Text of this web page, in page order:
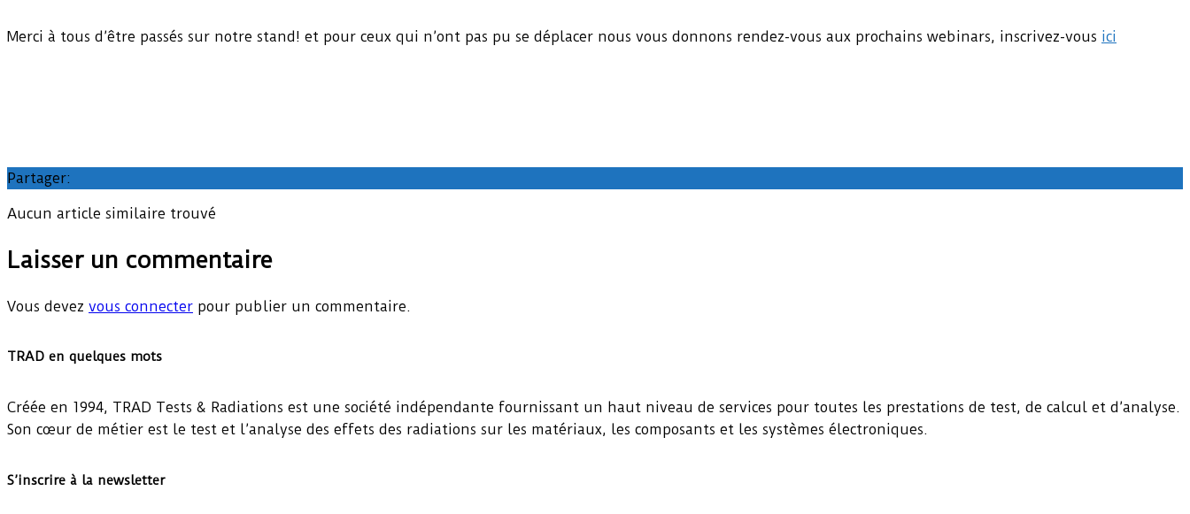
Merci à tous d’être passés sur notre stand! et pour ceux qui n’ont pas pu se déplacer nous vous donnons rendez-vous aux prochains webinars, inscrivez-vous ici
Partager:
Aucun article similaire trouvé
Laisser un commentaire
Vous devez vous connecter pour publier un commentaire.
TRAD en quelques mots
Créée en 1994, TRAD Tests & Radiations est une société indépendante fournissant un haut niveau de services pour toutes les prestations de test, de calcul et d’analyse.
Son cœur de métier est le test et l’analyse des effets des radiations sur les matériaux, les composants et les systèmes électroniques.
S’inscrire à la newsletter